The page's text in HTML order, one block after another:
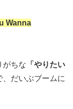
Wanna
がちな 「やりたい
だいぶブームに